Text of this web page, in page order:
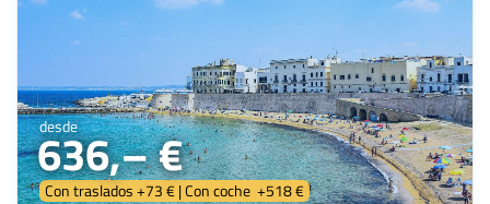
desde
636,– €
Con traslados +73 € | Con coche +518 €